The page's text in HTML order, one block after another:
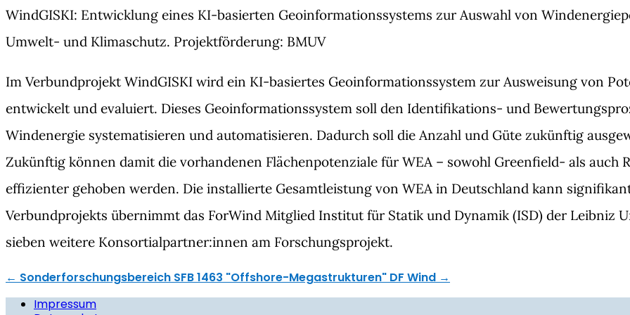
WindGISKI: Entwicklung eines KI-basierten Geoinformationssystems zur Auswahl von
Umwelt- und Klimaschutz. Projektförderung: BMUV
Im Verbundprojekt WindGISKI wird ein KI-basiertes Geoinformationssystem zur Ausweisung von
entwickelt und evaluiert. Dieses Geoinformationssystem soll den Identifikations- und
Windenergie systematisieren und automatisieren. Dadurch soll die Anzahl und Güte zukünftig
Zukünftig können damit die vorhandenen Flächenpotenziale für WEA – sowohl Greenfield- als auch
effizienter gehoben werden. Die installierte Gesamtleistung von WEA in Deutschland kann
Verbundprojekts übernimmt das ForWind Mitglied Institut für Statik und Dynamik (ISD) der Leibniz
sieben weitere Konsortialpartner:innen am Forschungsprojekt.
← Sonderforschungsbereich SFB 1463 "Offshore-Megastrukturen" DF Wind →
Impressum